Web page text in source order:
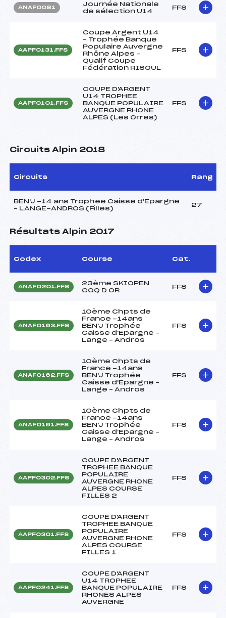
ANAF0081
Journée Nationale
de sélection U14
FFS
AAPF0131.FFS
Coupe Argent U14
– Trophée Banque
Populaire Auvergne
Rhône Alpes –
Qualif Coupe
Fédération RISOUL
FFS
AAPF0101.FFS
COUPE D'ARGENT
U14 TROPHEE
BANQUE POPULAIRE
AUVERGNE RHONE
ALPES (Les Orres)
FFS
Circuits Alpin 2018
Circuits Rang
BEN'J -14 ans Trophee Caisse d'Epargne
– LANGE-ANDROS (Filles)
27
Résultats Alpin 2017
Codex Course Cat.
ANAF0201.FFS
23ème SKIOPEN
COQ D OR
FFS
ANAF0163.FFS
10ème Chpts de
France -14ans
BEN'J Trophée
Caisse d'Epargne –
Lange – Andros
FFS
ANAF0162.FFS
10ème Chpts de
France -14ans
BEN'J Trophée
Caisse d'Epargne –
Lange – Andros
FFS
ANAF0161.FFS
10ème Chpts de
France -14ans
BEN'J Trophée
Caisse d'Epargne –
Lange – Andros
FFS
AAPF0302.FFS
COUPE D'ARGENT
TROPHEE BANQUE
POPULAIRE
AUVERGNE RHONE
ALPES COURSE
FILLES 2
FFS
AAPF0301.FFS
COUPE D'ARGENT
TROPHEE BANQUE
POPULAIRE
AUVERGNE RHONE
ALPES COURSE
FILLES 1
FFS
AAPF0241.FFS
COUPE D'ARGENT
U14 TROPHEE
BANQUE POPULAIRE
RHONES ALPES
AUVERGNE
FFS